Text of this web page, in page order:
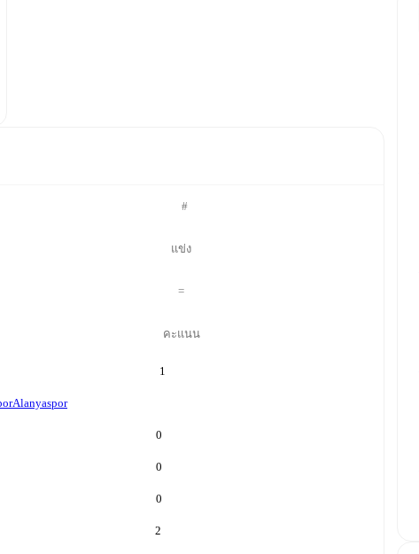
#
แข่ง
=
คะแนน
1
Alanyaspor
0
0
0
2